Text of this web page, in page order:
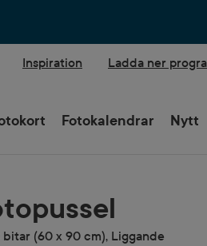
Inspiration Ladda ner
Fotokalendrar Nytt
bitar (60 x 90 cm), Liggande